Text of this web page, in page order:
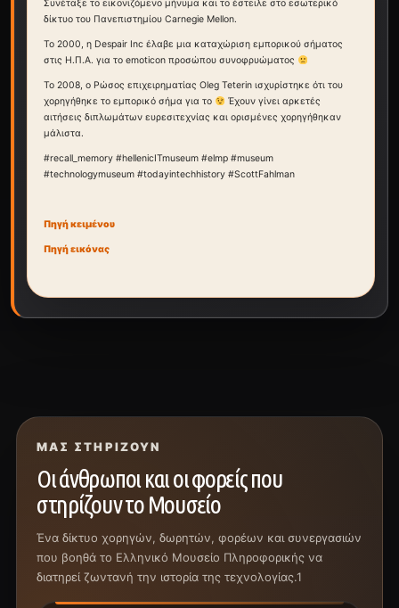
Συνέταξε το εικονιζόμενο μήνυμα και το έστειλε στο εσωτερικό
δίκτυο του Πανεπιστημίου Carnegie Mellon.
Το 2000, η Despair Inc έλαβε μια καταχώριση εμπορικού σήματος
στις Η.Π.Α. για το emoticon προσώπου συνοφρυώματος
Το 2008, ο Ρώσος επιχειρηματίας Oleg Teterin ισχυρίστηκε ότι του
χορηγήθηκε το εμπορικό σήμα για το
Έχουν γίνει αρκετές
αιτήσεις διπλωμάτων ευρεσιτεχνίας και ορισμένες χορηγήθηκαν
μάλιστα.
#recall_memory #hellenicITmuseum #elmp #museum
#technologymuseum #todayintechhistory #ScottFahlman
Πηγή κειμένου
Πηγή εικόνας
ΜΑΣ ΣΤΗΡΊΖΟΥΝ
Οι άνθρωποι και οι φορείς που
στηρίζουν το Μουσείο
Ένα δίκτυο χορηγών, δωρητών, φορέων και συνεργασιών
που βοηθά το Ελληνικό Μουσείο Πληροφορικής να
διατηρεί ζωντανή την ιστορία της τεχνολογίας.1